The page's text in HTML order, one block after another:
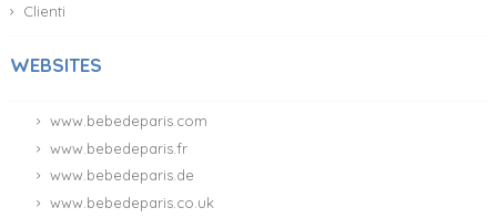
Clienti
WEBSITES
www.bebedeparis.com
www.bebedeparis.fr
www.bebedeparis.de
www.bebedeparis.co.uk